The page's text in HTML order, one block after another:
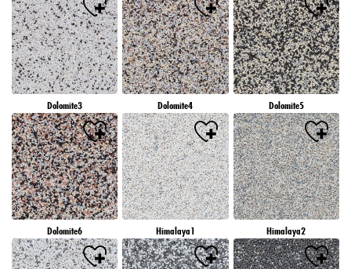
Dolomite3 Dolomite4 Dolomite5
Dolomite6 Himalaya1 Himalaya2